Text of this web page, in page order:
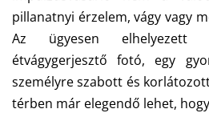
pillanatnyi érzelem, vágy vagy
Az ügyesen
étvágygerjesztő fotó, egy
személyre szabott és
térben már elegendő lehet,